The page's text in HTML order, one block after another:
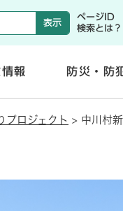
ページID
検索とは？
報 防災・防
く
プロジェクト > 中川村